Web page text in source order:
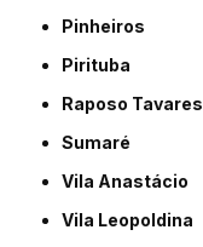
Pinheiros
Pirituba
Raposo Tavares
Sumaré
Vila Anastácio
Vila Leopoldina